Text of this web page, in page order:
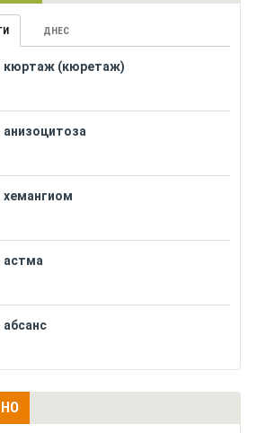
ДНЕС
кюртаж (кюретаж)
анизоцитоза
хемангиом
астма
абсанс